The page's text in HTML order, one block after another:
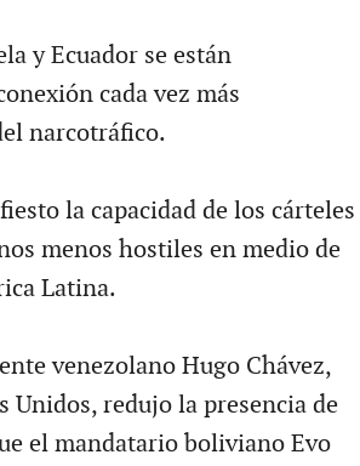
y Ecuador se están
cada vez más
narcotráfico.
la capacidad de los cárteles
menos hostiles en medio de
Latina.
venezolano Hugo Chávez,
redujo la presencia de
el mandatario boliviano Evo